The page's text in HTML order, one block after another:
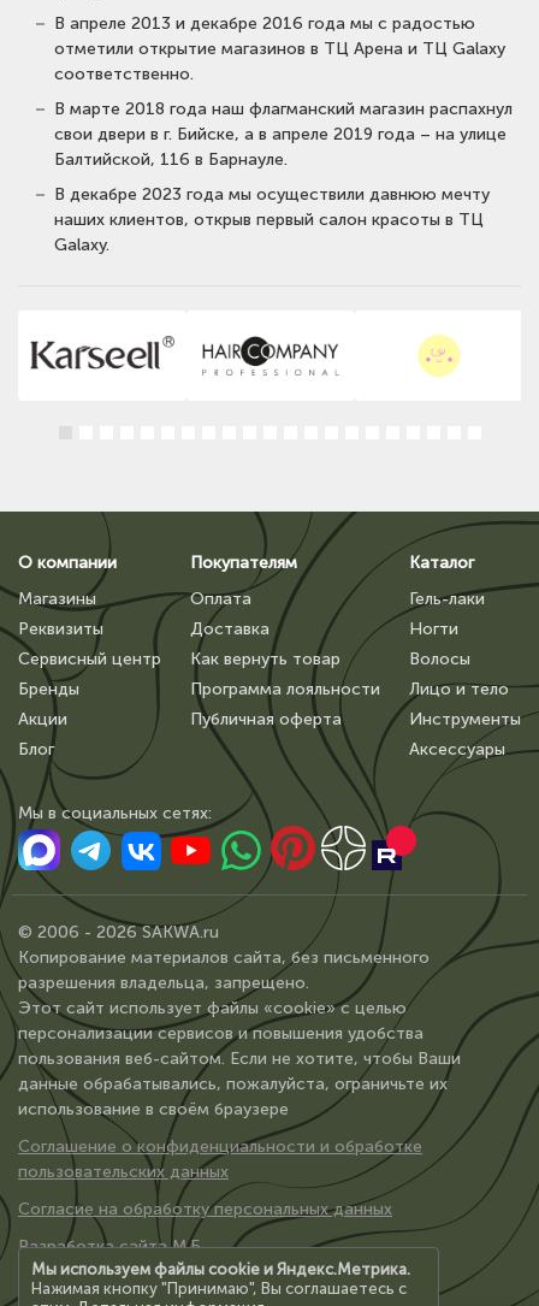
В апреле 2013 и декабре 2016 года мы с радостью
отметили открытие магазинов в ТЦ Арена и ТЦ Galaxy
соответственно.
В марте 2018 года наш флагманский магазин распахнул
свои двери в г. Бийске, а в апреле 2019 года – на улице
Балтийской, 116 в Барнауле.
В декабре 2023 года мы осуществили давнюю мечту
наших клиентов, открыв первый салон красоты в ТЦ
Galaxy.
О компании
Магазины
Реквизиты
Сервисный центр
Бренды
Акции
Блог
Покупателям
Оплата
Доставка
Как вернуть товар
Программа лояльности
Публичная оферта
Каталог
Гель-лаки
Ногти
Волосы
Лицо и тело
Инструменты
Аксессуары
Мы в сoциальных сетях:
© 2006 - 2026 SAKWA.ru
Копирование материалов сайта, без письменного
разрешения владельца, запрещено.
Этот сайт использует файлы «cookie» с целью
персонализации сервисов и повышения удобства
пользования веб-сайтом. Если не хотите, чтобы Ваши
данные обрабатывались, пожалуйста, ограничьте их
использование в своём браузере
Соглашение о конфиденциальности и обработке
пользовательских данных
Согласие на обработку персональных данных
Разработка сайта М.Б.
Мы используем файлы cookie и Яндекс.Метрика.
Нажимая кнопку "Принимаю", Вы соглашаетесь с